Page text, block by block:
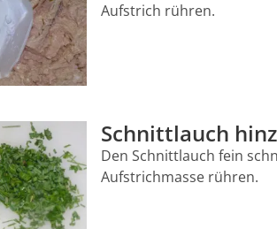
Aufstrich rühren.
Schnittlauch
Den Schnittlauch fein
Aufstrichmasse rühren.